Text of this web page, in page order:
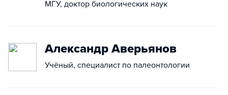
МГУ, доктор биологических наук
Александр Аверьянов
Учёный, специалист по палеонтологии